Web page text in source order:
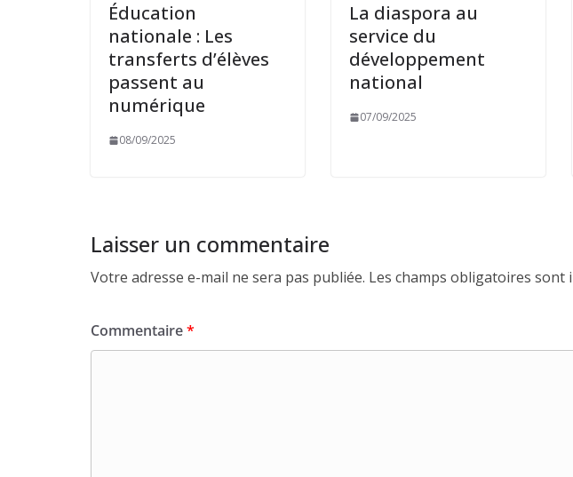
Éducation
nationale : Les
transferts d’élèves
passent au
numérique
08/09/2025
La diaspora au
service du
développement
national
07/09/2025
Laisser un commentaire
Votre adresse e-mail ne sera pas publiée. Les champs obligatoires sont
Commentaire*